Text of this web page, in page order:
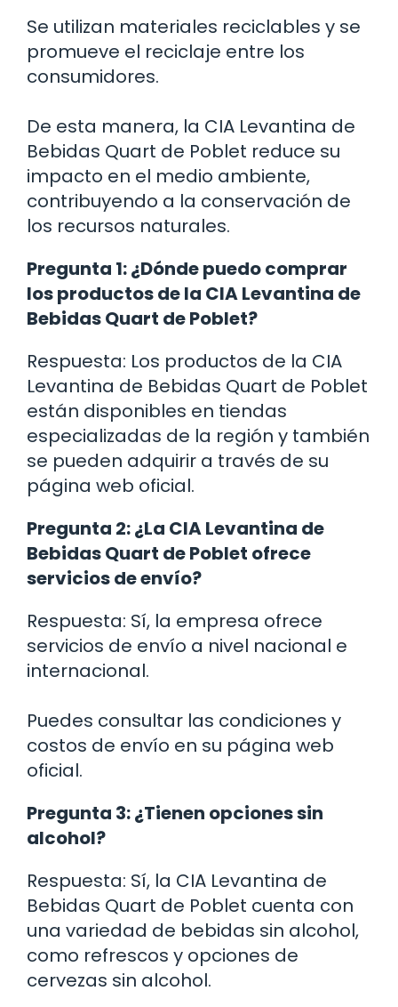
Se utilizan materiales reciclables y se
promueve el reciclaje entre los
consumidores.
De esta manera, la CIA Levantina de
Bebidas Quart de Poblet reduce su
impacto en el medio ambiente,
contribuyendo a la conservación de
los recursos naturales.
Pregunta 1: ¿Dónde puedo comprar
los productos de la CIA Levantina de
Bebidas Quart de Poblet?
Respuesta: Los productos de la CIA
Levantina de Bebidas Quart de Poblet
están disponibles en tiendas
especializadas de la región y también
se pueden adquirir a través de su
página web oficial.
Pregunta 2: ¿La CIA Levantina de
Bebidas Quart de Poblet ofrece
servicios de envío?
Respuesta: Sí, la empresa ofrece
servicios de envío a nivel nacional e
internacional.
Puedes consultar las condiciones y
costos de envío en su página web
oficial.
Pregunta 3: ¿Tienen opciones sin
alcohol?
Respuesta: Sí, la CIA Levantina de
Bebidas Quart de Poblet cuenta con
una variedad de bebidas sin alcohol,
como refrescos y opciones de
cervezas sin alcohol.